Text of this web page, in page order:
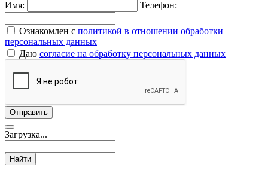
Имя: Телефон:
Ознакомлен с политикой в отношении обработки
персональных данных
Даю согласие на обработку персональных данных
Загрузка...
Найти